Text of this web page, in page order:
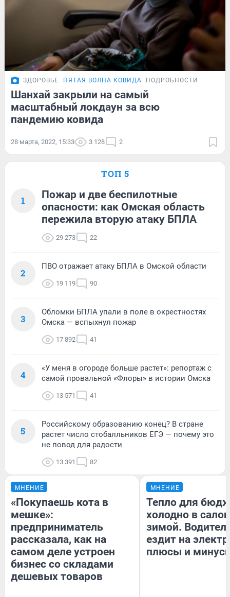
ЗДОРОВЬЕ ПЯТАЯ ВОЛНА КОВИДА ПОДРОБНОСТИ
Шанхай закрыли на самый
масштабный локдаун за всю
пандемию ковида
28 марта, 2022, 15:33 3 128 2
ТОП 5
1
Пожар и две беспилотные
опасности: как Омская область
пережила вторую атаку БПЛА
29 273 22
2
ПВО отражает атаку БПЛА в Омской области
19 119 90
3
Обломки БПЛА упали в поле в окрестностях
Омска — вспыхнул пожар
17 892 41
4
«У меня в огороде больше растет»: репортаж с
самой провальной «Флоры» в истории Омска
13 571 41
5
Российскому образованию конец? В стране
растет число стобалльников ЕГЭ — почему это
не повод для радости
13 391 82
МНЕНИЕ
«Покупаешь кота в
мешке»:
предприниматель
рассказала, как на
самом деле устроен
бизнес со складами
дешевых товаров
МНЕНИЕ
Тепло для
холодно в
зимой.
ездит на
плюсы и